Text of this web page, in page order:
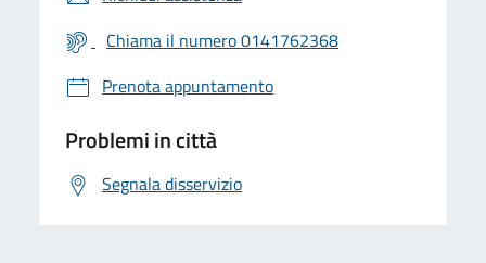
Chiama il numero 0141762368
Prenota appuntamento
Problemi in città
Segnala disservizio